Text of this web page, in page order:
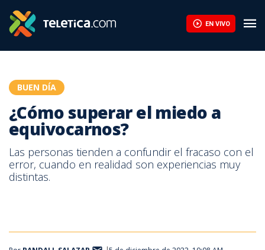
EN VIVO
BUEN DÍA
¿Cómo superar el miedo a
equivocarnos?
Las personas tienden a confundir el fracaso con el
error, cuando en realidad son experiencias muy
distintas.